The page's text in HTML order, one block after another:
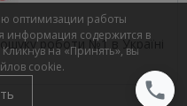
роботи №1 в Україні
оптимизации работы
информация содержится в
Кликнув на «Принять», вы
cookie.